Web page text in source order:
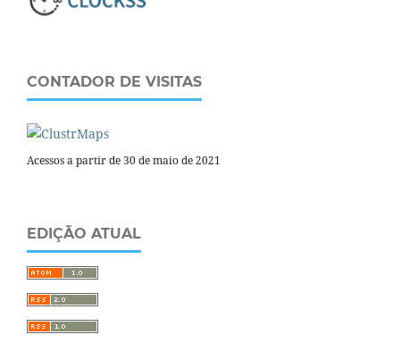
CONTADOR DE VISITAS
Acessos a partir de 30 de maio de 2021
EDIÇÃO ATUAL